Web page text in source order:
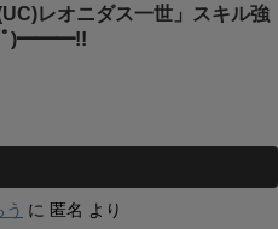
レオニダス一世」スキル強
ﾟ)━━━!!
う に 匿名 より